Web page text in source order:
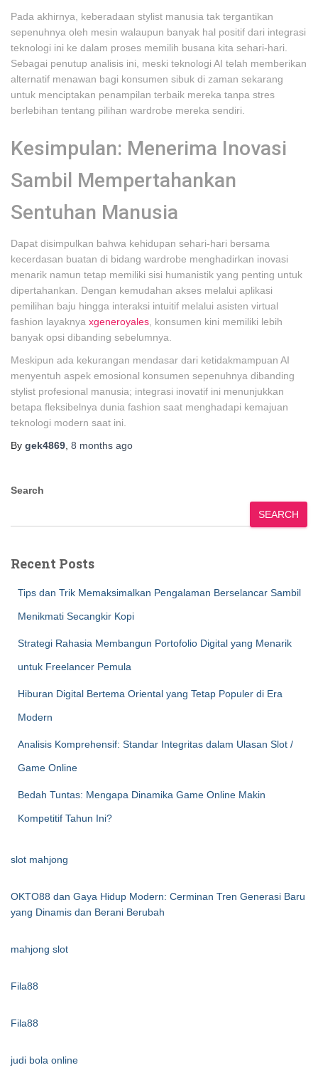
Pada akhirnya, keberadaan stylist manusia tak tergantikan
sepenuhnya oleh mesin walaupun banyak hal positif dari integrasi
teknologi ini ke dalam proses memilih busana kita sehari-hari.
Sebagai penutup analisis ini, meski teknologi AI telah memberikan
alternatif menawan bagi konsumen sibuk di zaman sekarang
untuk menciptakan penampilan terbaik mereka tanpa stres
berlebihan tentang pilihan wardrobe mereka sendiri.
Kesimpulan: Menerima Inovasi
Sambil Mempertahankan
Sentuhan Manusia
Dapat disimpulkan bahwa kehidupan sehari-hari bersama
kecerdasan buatan di bidang wardrobe menghadirkan inovasi
menarik namun tetap memiliki sisi humanistik yang penting untuk
dipertahankan. Dengan kemudahan akses melalui aplikasi
pemilihan baju hingga interaksi intuitif melalui asisten virtual
fashion layaknya xgeneroyales , konsumen kini memiliki lebih
banyak opsi dibanding sebelumnya.
Meskipun ada kekurangan mendasar dari ketidakmampuan AI
menyentuh aspek emosional konsumen sepenuhnya dibanding
stylist profesional manusia; integrasi inovatif ini menunjukkan
betapa fleksibelnya dunia fashion saat menghadapi kemajuan
teknologi modern saat ini.
By gek4869 8 months ago
Search
SEARCH
Recent Posts
Tips dan Trik Memaksimalkan Pengalaman Berselancar Sambil
Menikmati Secangkir Kopi
Strategi Rahasia Membangun Portofolio Digital yang Menarik
untuk Freelancer Pemula
Hiburan Digital Bertema Oriental yang Tetap Populer di Era
Modern
Analisis Komprehensif: Standar Integritas dalam Ulasan Slot /
Game Online
Bedah Tuntas: Mengapa Dinamika Game Online Makin
Kompetitif Tahun Ini?
slot mahjong
OKTO88 dan Gaya Hidup Modern: Cerminan Tren Generasi Baru
yang Dinamis dan Berani Berubah
mahjong slot
Fila88
Fila88
judi bola online